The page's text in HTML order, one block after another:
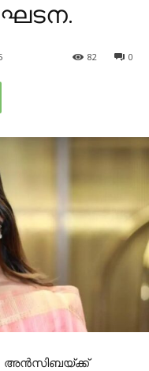
0
82
അൻസിബയ്ക്ക്